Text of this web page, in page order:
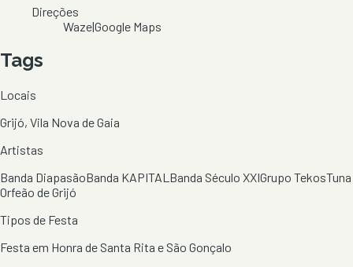
Direções
Waze|Google Maps
Tags
Locais
Grijó, Vila Nova de Gaia
Artistas
Banda DiapasãoBanda KAPITAL Banda Século XXIGrupo TekosTuna
Orfeão de Grijó
Tipos de Festa
Festa em Honra de Santa Rita e São Gonçalo